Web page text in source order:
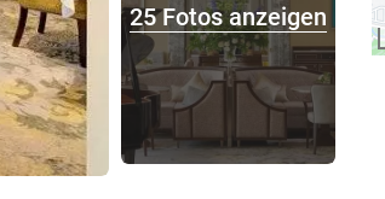
25 Fotos anzeigen